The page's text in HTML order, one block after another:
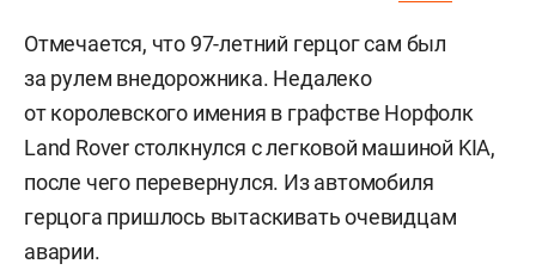
Отмечается, что 97-летний герцог сам был
за рулем внедорожника. Недалеко
от королевского имения в графстве Норфолк
Land Rover столкнулся с легковой машиной KIA,
после чего перевернулся. Из автомобиля
герцога пришлось вытаскивать очевидцам
аварии.